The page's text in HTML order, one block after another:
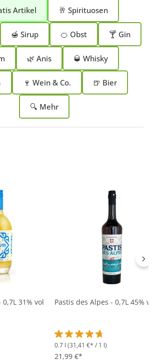
Artikel 🥂 Spirituosen
🍯 Sirup 🍊 Obst 🍸 Gin
🌿 Anis 🥃 Whisky
🍷 Wein & Co. 🍺 Bier
🔍 Mehr
31% vol
von 3.2 von 5 Sternen
Pastis des Alpes - 0,7L 45% vol
Durchschnittliche
0.7 l (31,41 €* / 1 l)
21,99 €*